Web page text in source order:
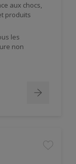
aux chocs,
produits
les
non